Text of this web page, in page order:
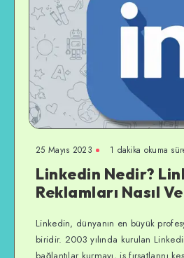
25 Mayıs 2023 1 dakika okuma
Linkedin Nedir?
Reklamları Nasıl
Linkedin, dünyanın en büyük
biridir. 2003 yılında kurulan